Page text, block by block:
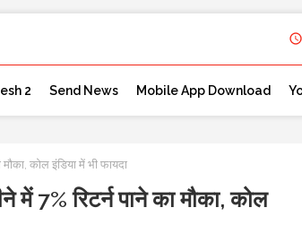
2 Send News Mobile App Download
कोल इंडिया में भी फायदा
7% रिटर्न पाने का मौका, कोल